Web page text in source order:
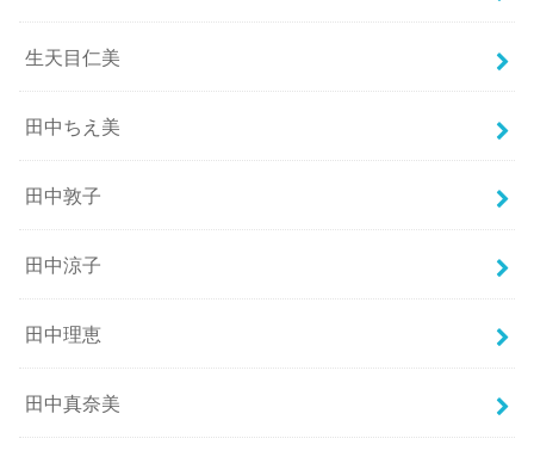
生天目仁美
田中ちえ美
田中敦子
田中涼子
田中理恵
田中真奈美